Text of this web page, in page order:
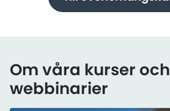
Om våra kurser och
webbinarier